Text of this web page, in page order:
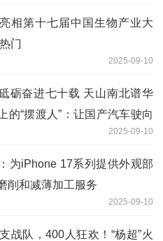
相第十七届中国生物产业大
门
2025-09-10
砺奋进七十载 天山南北谱华
的“摆渡人”：让国产汽车驶向
2025-09-10
为iPhone 17系列提供外观部
削和减薄加工服务
2025-09-10
战队，400人狂欢！“杨超”火